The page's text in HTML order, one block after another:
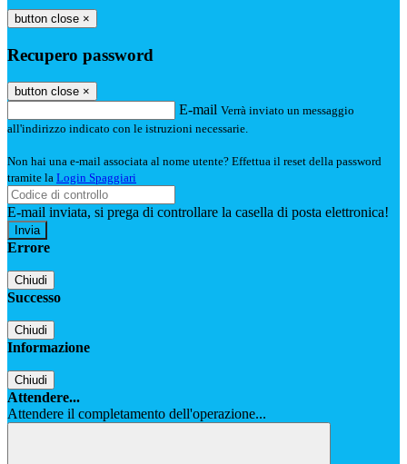
button close ×
Recupero password
button close ×
E-mail Verrà inviato un messaggio
all'indirizzo indicato con le istruzioni necessarie.
Non hai una e-mail associata al nome utente? Effettua il reset della password
tramite la Login Spaggiari
E-mail inviata, si prega di controllare la casella di posta elettronica!
Errore
Chiudi
Successo
Chiudi
Informazione
Chiudi
Attendere...
Attendere il completamento dell'operazione...